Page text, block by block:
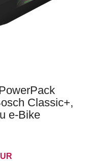
Classic+,
e-Bike